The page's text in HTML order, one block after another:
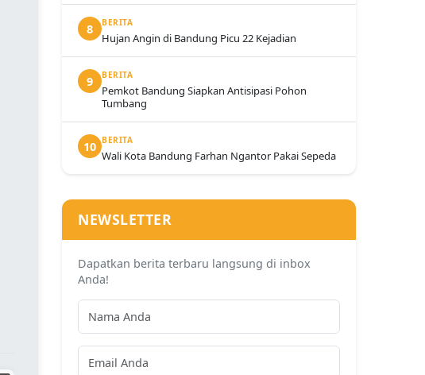
8 BERITA
Hujan Angin di Bandung Picu 22 Kejadian
9 BERITA
Pemkot Bandung Siapkan Antisipasi Pohon
Tumbang
10 BERITA
Wali Kota Bandung Farhan Ngantor Pakai Sepeda
NEWSLETTER
Dapatkan berita terbaru langsung di inbox
Anda!